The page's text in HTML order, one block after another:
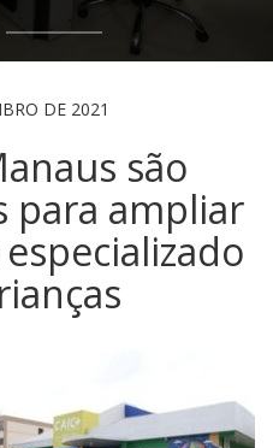
DE 2021
são
para ampliar